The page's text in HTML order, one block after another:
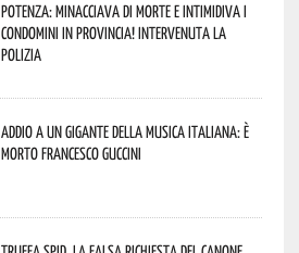
Potenza: minacciava di morte e intimidiva i
condomini in provincia! Intervenuta la
Polizia
Addio a un gigante della musica italiana: è
morto Francesco Guccini